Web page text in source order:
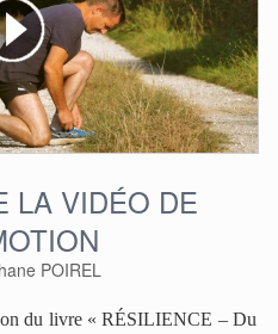
LA VIDÉO DE
POIREL
du livre « RÉSILIENCE – Du